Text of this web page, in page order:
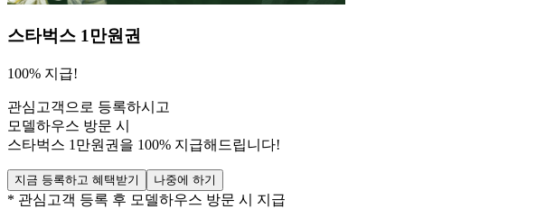
스타벅스 1만원권
100% 지급!
관심고객으로 등록하시고
모델하우스 방문 시
스타벅스 1만원권을 100% 지급해드립니다!
지금 등록하고 혜택받기 나중에 하기
* 관심고객 등록 후 모델하우스 방문 시 지급